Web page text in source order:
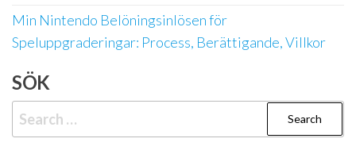
Min Nintendo Belöningsinlösen för
Speluppgraderingar: Process, Berättigande, Villkor
SÖK
Search
for: